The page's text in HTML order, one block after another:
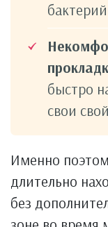
бактерий
быстро
свои
Именно
длительно
без